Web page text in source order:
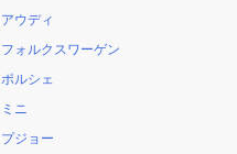
アウディ
フォルクスワーゲン
ポルシェ
ミニ
プジョー